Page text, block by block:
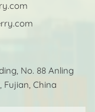
No. 88 Anling
Fujian, China